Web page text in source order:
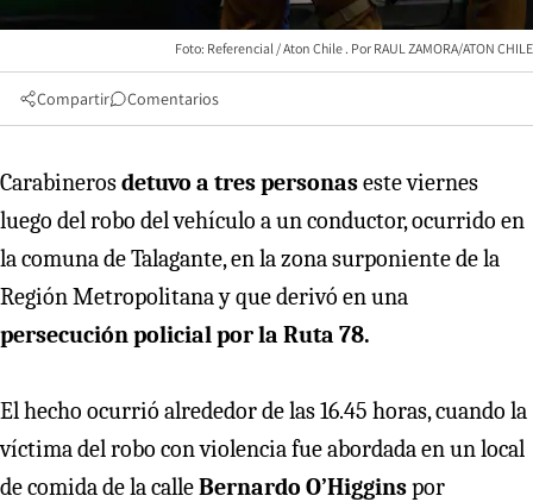
Foto: Referencial / Aton Chile RAUL ZAMORA/ATON CHILE
Compartir Comentarios
Carabinerosdetuvo a tres personaseste viernes
luego del robo del vehículo a un conductor, ocurrido en
la comuna de Talagante, en la zona surponiente de la
Región Metropolitana y que derivó en una
persecución policial por la Ruta 78.
El hecho ocurrió alrededor de las 16.45 horas, cuando la
víctima del robo con violencia fue abordada en un local
de comida de la calleBernardo O’Higginspor